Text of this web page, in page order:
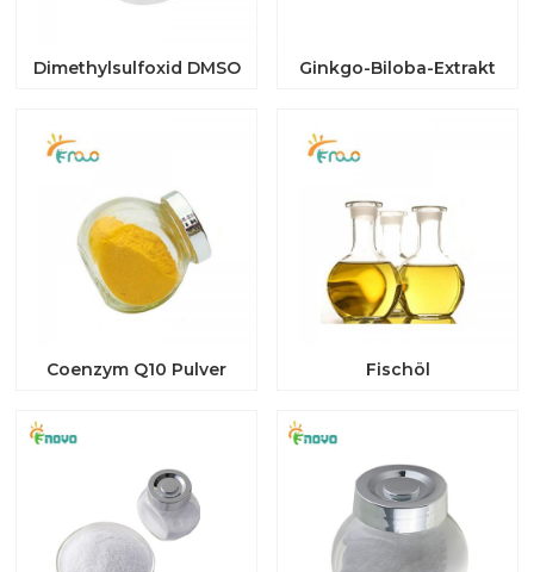
Dimethylsulfoxid DMSO Ginkgo-Biloba-Extrakt
Coenzym Q10 Pulver Fischöl